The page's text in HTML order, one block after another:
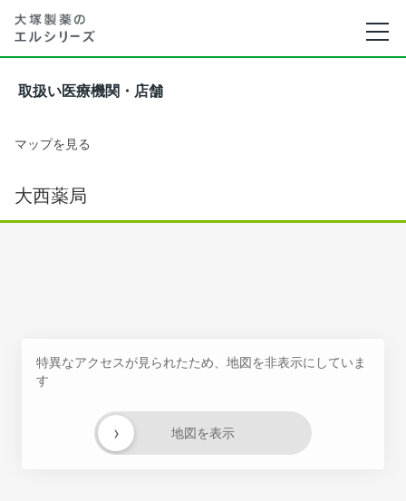
取扱い医療機関・店舗
マップを見る
大西薬局
特異なアクセスが見られたため、地図を非表示にしていま
す
地図を表示
›